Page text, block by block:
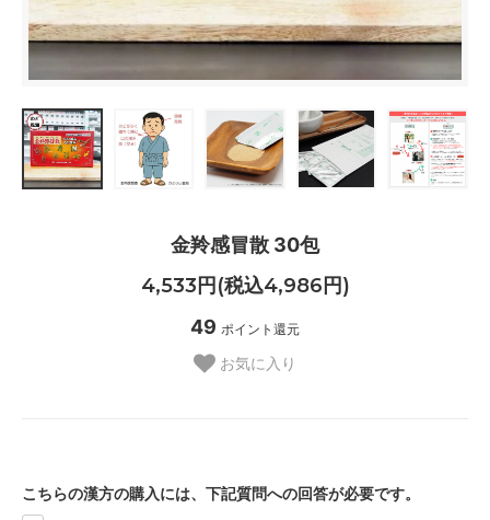
金羚感冒散 30包
4,533円(税込4,986円)
49 ポイント還元
お気に入り
こちらの漢方の購入には、下記質問への回答が必要です。